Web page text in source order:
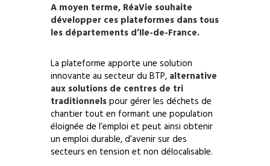
A moyen terme, RéaVie souhaite
développer ces plateformes dans tous
les départements d’Ile-de-France.
La plateforme apporte une solution
innovante au secteur du BTP, alternative
aux solutions de centres de tri
traditionnelspour gérer les déchets de
chantier tout en formant une population
éloignée de l’emploi et peut ainsi obtenir
un emploi durable, d’avenir sur des
secteurs en tension et non délocalisable.